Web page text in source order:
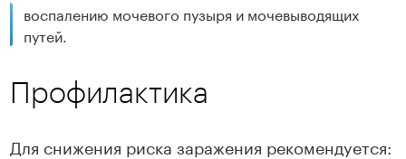
воспалению мочевого пузыря и мочевыводящих
путей.
Профилактика
Для снижения риска заражения рекомендуется: